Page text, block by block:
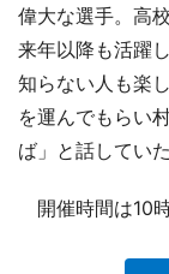
偉大な選手。高
来年以降も活躍
知らない人も楽
を運んでもらい
ば」と話していた
開催時間は10